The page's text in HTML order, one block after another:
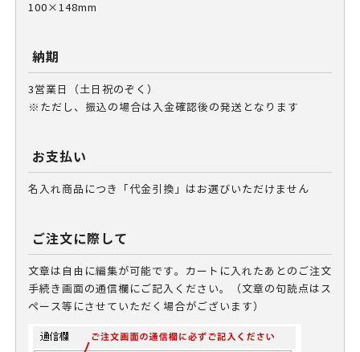
100×148mm
納期
3営業日（土日祝のぞく）
※ただし、振込の場合は入金確認後の発送となります
お支払い
名入れ商品につき「代金引換」はお選びいただけません
ご注文に際して
文章は自由に編集が可能です。カートに入れたあとのご注文
手続き画面の通信欄にご記入ください。（文章の句読点はス
ペース等にさせていただく場合がございます）